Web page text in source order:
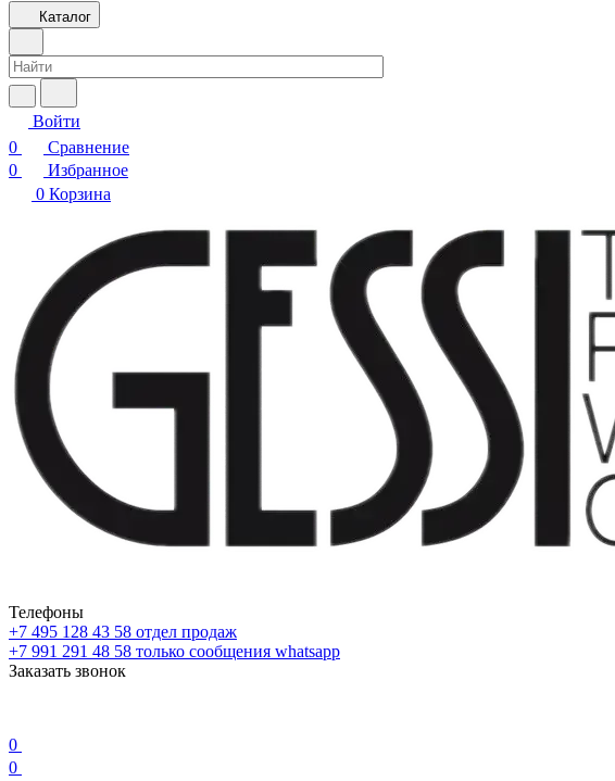
Каталог
Войти
0
Сравнение
0
Избранное
0 Корзина
Телефоны
+7 495 128 43 58 отдел продаж
+7 991 291 48 58 только сообщения whatsapp
Заказать звонок
0
0